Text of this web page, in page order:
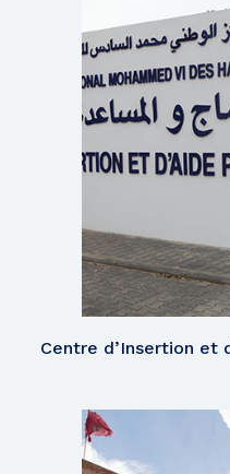
Centre d’Insertion et